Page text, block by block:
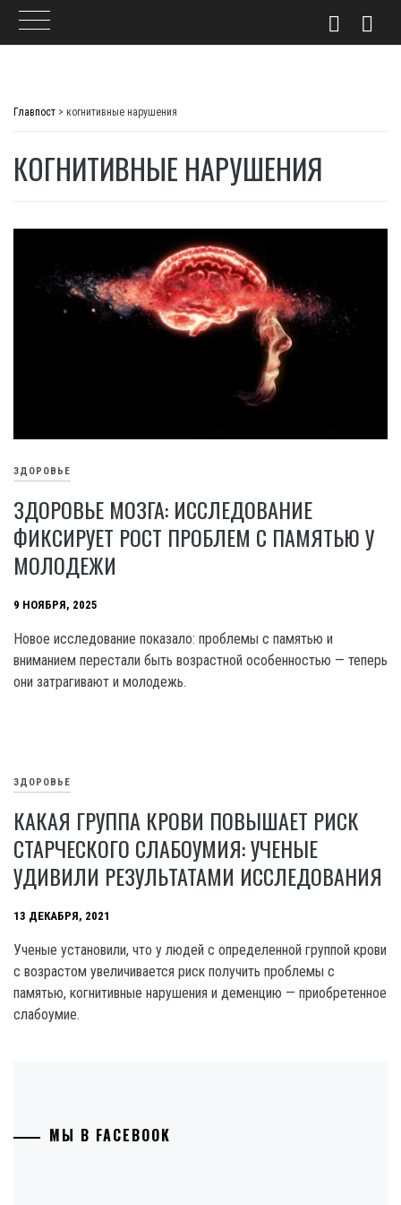
Главпост > когнитивные нарушения
КОГНИТИВНЫЕ НАРУШЕНИЯ
ЗДОРОВЬЕ
ЗДОРОВЬЕ МОЗГА: ИССЛЕДОВАНИЕ
ФИКСИРУЕТ РОСТ ПРОБЛЕМ С ПАМЯТЬЮ У
МОЛОДЕЖИ
9 НОЯБРЯ, 2025
Новое исследование показало: проблемы с памятью и
вниманием перестали быть возрастной особенностью — теперь
они затрагивают и молодежь.
ЗДОРОВЬЕ
КАКАЯ ГРУППА КРОВИ ПОВЫШАЕТ РИСК
СТАРЧЕСКОГО СЛАБОУМИЯ: УЧЕНЫЕ
УДИВИЛИ РЕЗУЛЬТАТАМИ ИССЛЕДОВАНИЯ
13 ДЕКАБРЯ, 2021
Ученые установили, что у людей с определенной группой крови
с возрастом увеличивается риск получить проблемы с
памятью, когнитивные нарушения и деменцию — приобретенное
слабоумие.
МЫ В FACEBOOK